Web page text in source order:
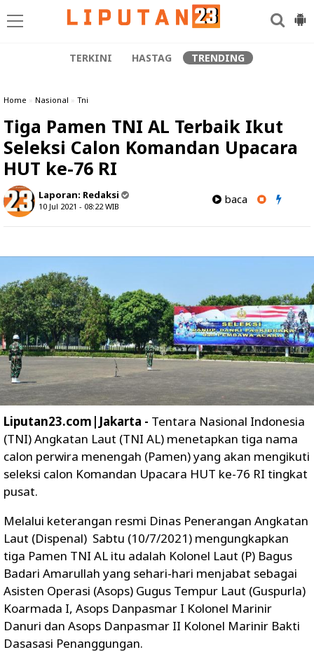
TERKINI HASTAG TRENDING
Home » Nasional » Tni
Tiga Pamen TNI AL Terbaik Ikut
Seleksi Calon Komandan Upacara
HUT ke-76 RI
Laporan: Redaksi
10 Jul 2021 - 08:22WIB
baca
Liputan23.com|Jakarta - Tentara Nasional Indonesia
(TNI) Angkatan Laut (TNI AL) menetapkan tiga nama
calon perwira menengah (Pamen) yang akan mengikuti
seleksi calon Komandan Upacara HUT ke-76 RI tingkat
pusat.
Melalui keterangan resmi Dinas Penerangan Angkatan
Laut (Dispenal) Sabtu (10/7/2021) mengungkapkan
tiga Pamen TNI AL itu adalah Kolonel Laut (P) Bagus
Badari Amarullah yang sehari-hari menjabat sebagai
Asisten Operasi (Asops) Gugus Tempur Laut (Guspurla)
Koarmada I, Asops Danpasmar I Kolonel Marinir
Danuri dan Asops Danpasmar II Kolonel Marinir Bakti
Dasasasi Penanggungan.